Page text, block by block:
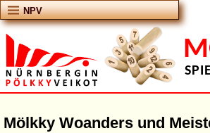
NPV
Mölkky Woanders und